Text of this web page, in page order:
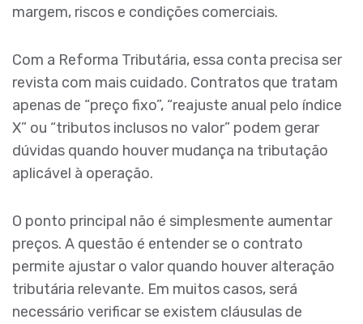
margem, riscos e condições comerciais.
Com a Reforma Tributária, essa conta precisa ser
revista com mais cuidado. Contratos que tratam
apenas de “preço fixo”, “reajuste anual pelo índice
X” ou “tributos inclusos no valor” podem gerar
dúvidas quando houver mudança na tributação
aplicável à operação.
O ponto principal não é simplesmente aumentar
preços. A questão é entender se o contrato
permite ajustar o valor quando houver alteração
tributária relevante. Em muitos casos, será
necessário verificar se existem cláusulas de